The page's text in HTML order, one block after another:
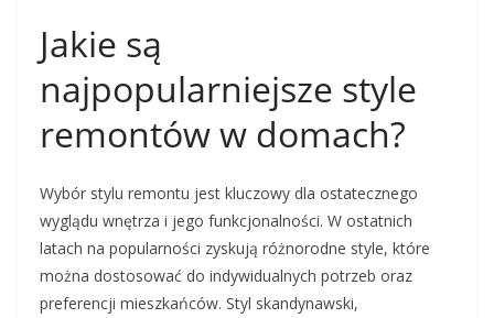
Jakie są
najpopularniejsze style
remontów w domach?
Wybór stylu remontu jest kluczowy dla ostatecznego
wyglądu wnętrza i jego funkcjonalności. W ostatnich
latach na popularności zyskują różnorodne style, które
można dostosować do indywidualnych potrzeb oraz
preferencji mieszkańców. Styl skandynawski,